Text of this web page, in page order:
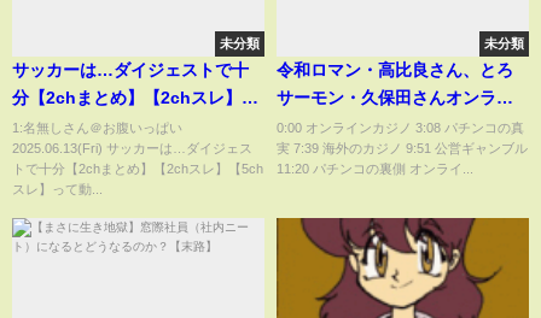
未分類
サッカーは…ダイジェストで十
分【2chまとめ】【2chスレ】
【5chスレ】
1:名無しさん＠お腹いっぱい
2025.06.13(Fri) サッカーは…ダイジェス
トで十分【2chまとめ】【2chスレ】【5ch
スレ】って動...
未分類
令和ロマン・高比良さん、とろ
サーモン・久保田さんオンライ
ンカジノ賭博疑惑で事情聴取！
テレビでは流せない日本のギャ
ンブルの真実【ひろゆき 切り抜
0:00 オンラインカジノ 3:08 パチンコの真
実 7:39 海外のカジノ 9:51 公営ギャンブル
11:20 パチンコの裏側 オンライ...